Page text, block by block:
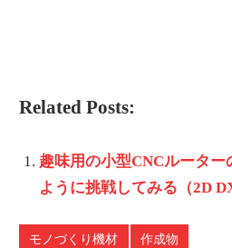
Related Posts:
趣味用の小型CNCルーター
ように挑戦してみる（2D
モノづくり機材 作成物